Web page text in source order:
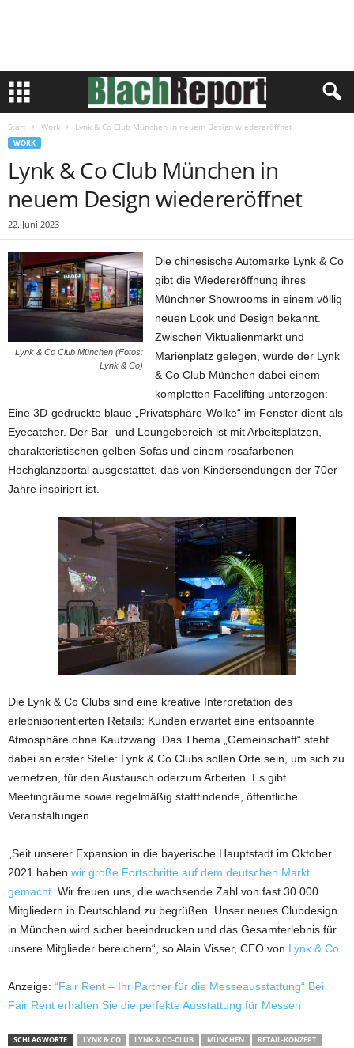
Start Work Lynk & Co Club München in neuem Design wiedereröffnet
WORK
Lynk & Co Club München in
neuem Design wiedereröffnet
22. Juni 2023
Lynk & Co Club München (Fotos:
Lynk & Co)
Die chinesische Automarke Lynk & Co
gibt die Wiedereröffnung ihres
Münchner Showrooms in einem völlig
neuen Look und Design bekannt.
Zwischen Viktualienmarkt und
Marienplatz gelegen, wurde der Lynk
& Co Club München dabei einem
kompletten Facelifting unterzogen:
Eine 3D-gedruckte blaue „Privatsphäre-Wolke“ im Fenster dient als
Eyecatcher. Der Bar- und Loungebereich ist mit Arbeitsplätzen,
charakteristischen gelben Sofas und einem rosafarbenen
Hochglanzportal ausgestattet, das von Kindersendungen der 70er
Jahre inspiriert ist.
Die Lynk & Co Clubs sind eine kreative Interpretation des
erlebnisorientierten Retails: Kunden erwartet eine entspannte
Atmosphäre ohne Kaufzwang. Das Thema „Gemeinschaft“ steht
dabei an erster Stelle: Lynk & Co Clubs sollen Orte sein, um sich zu
vernetzen, für den Austausch oderzum Arbeiten. Es gibt
Meetingräume sowie regelmäßig stattfindende, öffentliche
Veranstaltungen.
„Seit unserer Expansion in die bayerische Hauptstadt im Oktober
2021 haben wir große Fortschritte auf dem deutschen Markt
gemacht . Wir freuen uns, die wachsende Zahl von fast 30.000
Mitgliedern in Deutschland zu begrüßen. Unser neues Clubdesign
in München wird sicher beeindrucken und das Gesamterlebnis für
unsere Mitglieder bereichern“, so Alain Visser, CEO von Lynk & Co
Anzeige: “Fair Rent – Ihr Partner für die Messeausstattung“ Bei
Fair Rent erhalten Sie die perfekte Ausstattung für Messen
SCHLAGWORTE LYNK & CO LYNK & CO-CLUB MÜNCHEN
RETAIL-KONZEPT